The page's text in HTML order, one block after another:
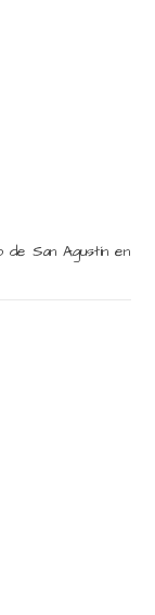
San Agustín en